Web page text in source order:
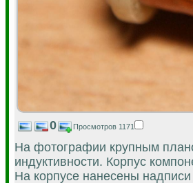
0 Просмотров 1171
На фотографии крупным
индуктивности. Корпус
На корпусе нанесены